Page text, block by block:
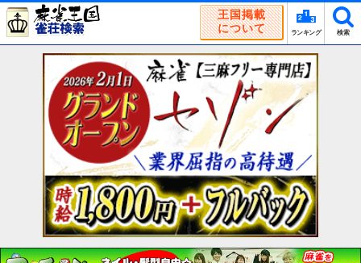
王国掲載
について
ランキング 検索